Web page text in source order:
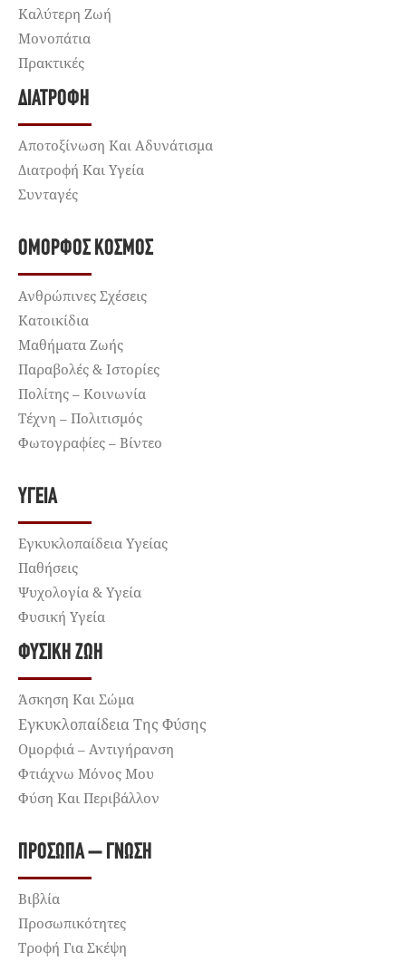
Καλύτερη Ζωή
Μονοπάτια
Πρακτικές
ΔΙΑΤΡΟΦΉ
Αποτοξίνωση Και Αδυνάτισμα
Διατροφή Και Υγεία
Συνταγές
ΌΜΟΡΦΟΣ ΚΌΣΜΟΣ
Ανθρώπινες Σχέσεις
Κατοικίδια
Μαθήματα Ζωής
Παραβολές & Ιστορίες
Πολίτης – Κοινωνία
Τέχνη – Πολιτισμός
Φωτογραφίες – Βίντεο
ΥΓΕΊΑ
Εγκυκλοπαίδεια Υγείας
Παθήσεις
Ψυχολογία & Υγεία
Φυσική Υγεία
ΦΥΣΙΚΉ ΖΩΉ
Άσκηση Και Σώμα
Εγκυκλοπαίδεια Της Φύσης
Ομορφιά – Αντιγήρανση
Φτιάχνω Μόνος Μου
Φύση Και Περιβάλλον
ΠΡΌΣΩΠΑ – ΓΝΏΣΗ
Βιβλία
Προσωπικότητες
Τροφή Για Σκέψη